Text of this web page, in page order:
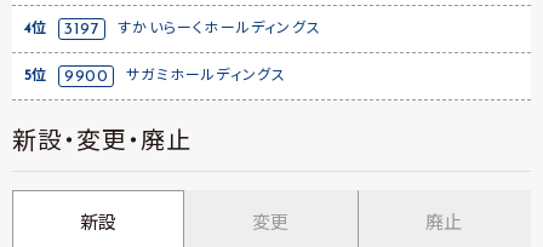
4位 3197 すかいらーくホールディングス
5位 9900 サガミホールディングス
新設・変更・廃止
新設 変更 廃止